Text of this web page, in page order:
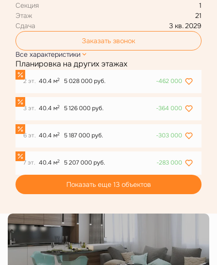
Секция
1
Этаж
21
Сдача
3 кв. 2029
Заказать звонок
Все характеристики
Планировка на других этажах
2 эт. 40.4 м2 5 028 000 руб. -462 000
3 эт. 40.4 м2 5 126 000 руб. -364 000
6 эт. 40.4 м2 5 187 000 руб. -303 000
7 эт. 40.4 м2 5 207 000 руб. -283 000
Показать еще 13 объектов